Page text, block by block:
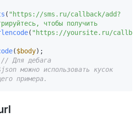
( "https://sms.ru/callback/add?
чтобы получить
( "https://yoursite.ru/
($body
// Для дебага
можно использовать кусок
примера.